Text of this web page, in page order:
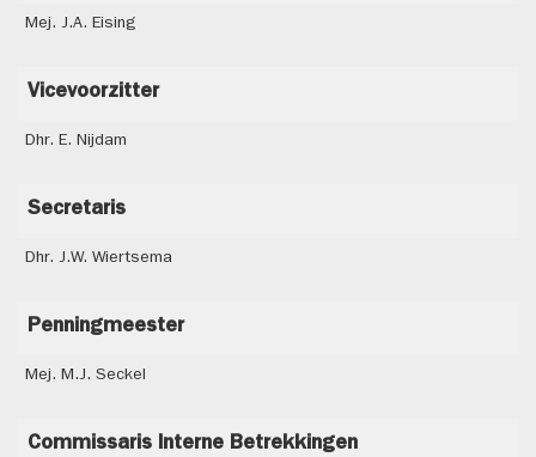
Mej. J.A. Eising
Vicevoorzitter
Dhr. E. Nijdam
Secretaris
Dhr. J.W. Wiertsema
Penningmeester
Mej. M.J. Seckel
Commissaris Interne Betrekkingen